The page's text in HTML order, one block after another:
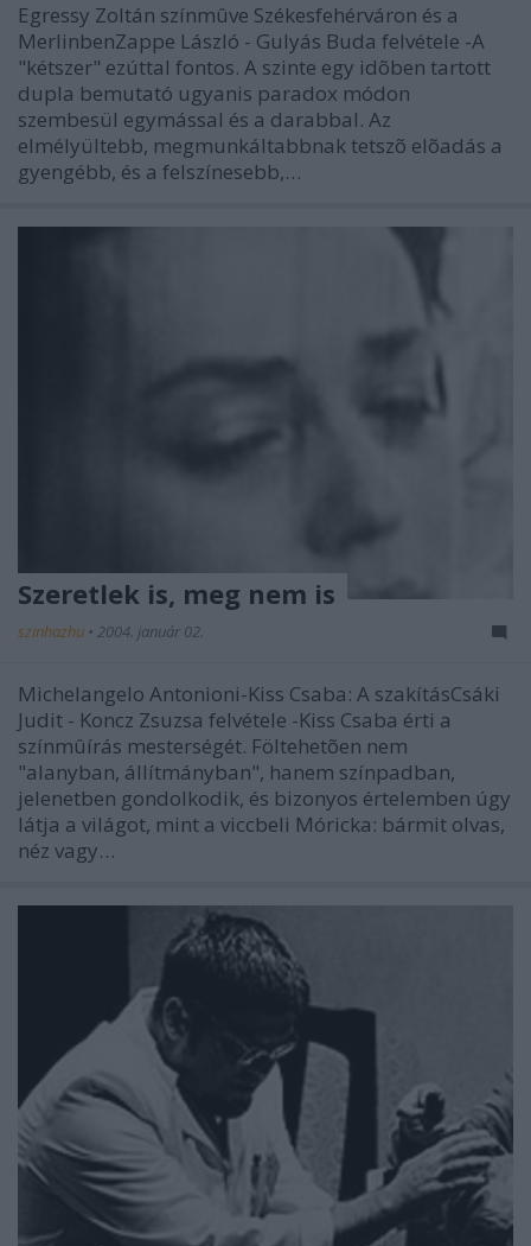
Egressy Zoltán színmûve Székesfehérváron és a
MerlinbenZappe László - Gulyás Buda felvétele -A
"kétszer" ezúttal fontos. A szinte egy idõben tartott
dupla bemutató ugyanis paradox módon
szembesül egymással és a darabbal. Az
elmélyültebb, megmunkáltabbnak tetszõ elõadás a
gyengébb, és a felszínesebb,…
Szeretlek is, meg nem is
szinhazhu • 2004. január 02.
Michelangelo Antonioni-Kiss Csaba: A szakításCsáki
Judit - Koncz Zsuzsa felvétele -Kiss Csaba érti a
színmûírás mesterségét. Föltehetõen nem
"alanyban, állítmányban", hanem színpadban,
jelenetben gondolkodik, és bizonyos értelemben úgy
látja a világot, mint a viccbeli Móricka: bármit olvas,
néz vagy…